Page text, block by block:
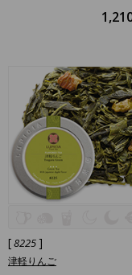
[8225]
津軽りんご